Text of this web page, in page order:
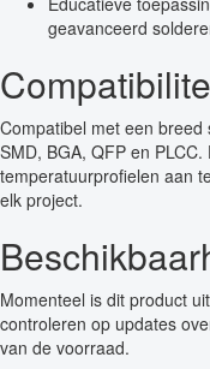
geavanceerd
Compatibel met een
SMD, BGA, QFP en
temperatuurprofielen aan
elk project.
Momenteel is dit product
controleren op updates
van de voorraad.